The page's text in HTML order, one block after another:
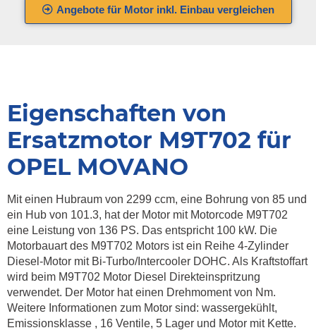
Angebote für Motor inkl. Einbau vergleichen
Eigenschaften von
Ersatzmotor M9T702 für
OPEL MOVANO
Mit einen Hubraum von 2299 ccm, eine Bohrung von 85 und
ein Hub von 101.3, hat der Motor mit Motorcode M9T702
eine Leistung von 136 PS. Das entspricht 100 kW. Die
Motorbauart des M9T702 Motors ist ein Reihe 4-Zylinder
Diesel-Motor mit Bi-Turbo/Intercooler DOHC. Als Kraftstoffart
wird beim M9T702 Motor Diesel Direkteinspritzung
verwendet. Der Motor hat einen Drehmoment von Nm.
Weitere Informationen zum Motor sind: wassergekühlt,
Emissionsklasse , 16 Ventile, 5 Lager und Motor mit Kette.